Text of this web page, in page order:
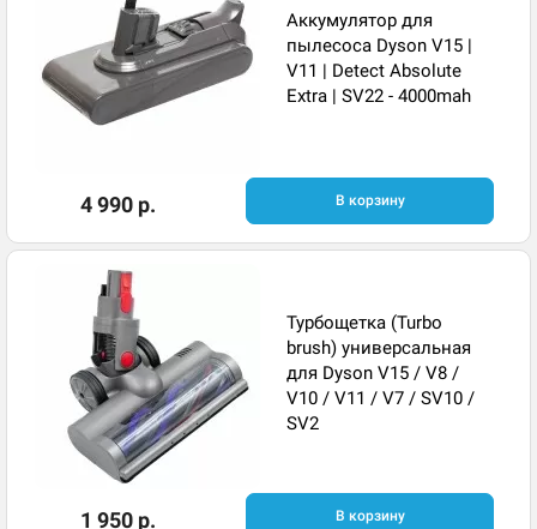
Аккумулятор для
пылесоса Dyson V15 |
V11 | Detect Absolute
Extra | SV22 - 4000mah
4 990 р. В корзину
Турбощетка (Turbo
brush) универсальная
для Dyson V15 / V8 /
V10 / V11 / V7 / SV10 /
SV2
1 950 р. В корзину